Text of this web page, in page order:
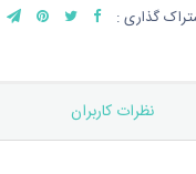
گذاری :
نظرات کاربران